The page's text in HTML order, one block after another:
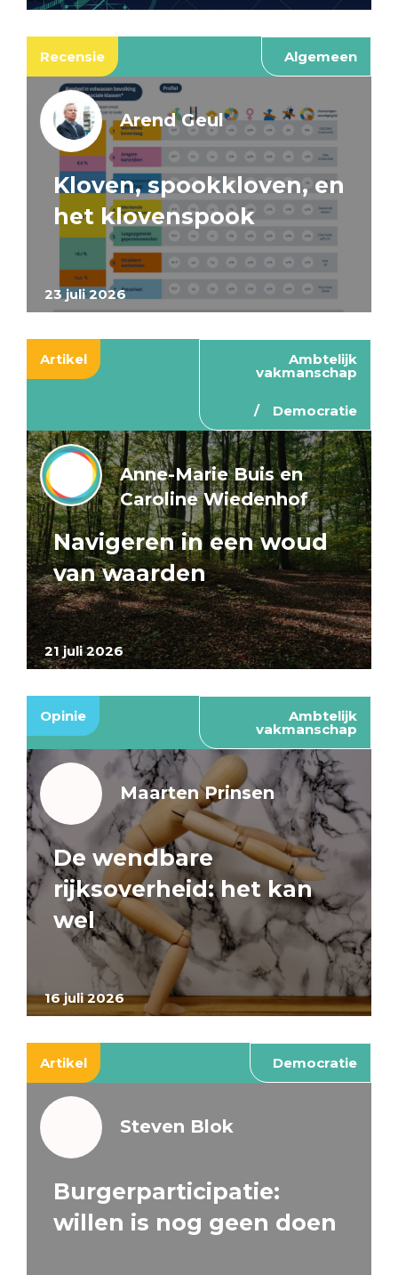
Recensie Algemeen
23 juli 2026
Arend Geul
Kloven, spookkloven, en
het klovenspook
Artikel Ambtelijk
vakmanschap
Democratie
21 juli 2026
Anne-Marie Buis en
Caroline Wiedenhof
Navigeren in een woud
van waarden
Opinie Ambtelijk
vakmanschap
16 juli 2026
Maarten Prinsen
De wendbare
rijksoverheid: het kan
wel
Artikel Democratie
Steven Blok
Burgerparticipatie:
willen is nog geen doen